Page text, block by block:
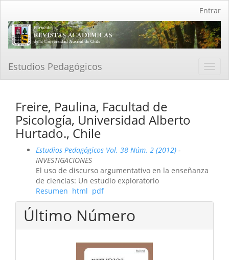
Contenido
principal
Barra
Entrar
Estudios Pedagógicos
Freire, Paulina, Facultad de
Psicología, Universidad Alberto
Hurtado., Chile
Estudios Pedagógicos Vol. 38 Núm. 2 (2012) -
INVESTIGACIONES
El uso de discurso argumentativo en la enseñanza
de ciencias: Un estudio exploratorio
Resumen html pdf
Último Número